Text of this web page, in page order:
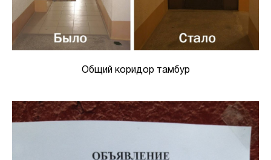
Общий коридор тамбур